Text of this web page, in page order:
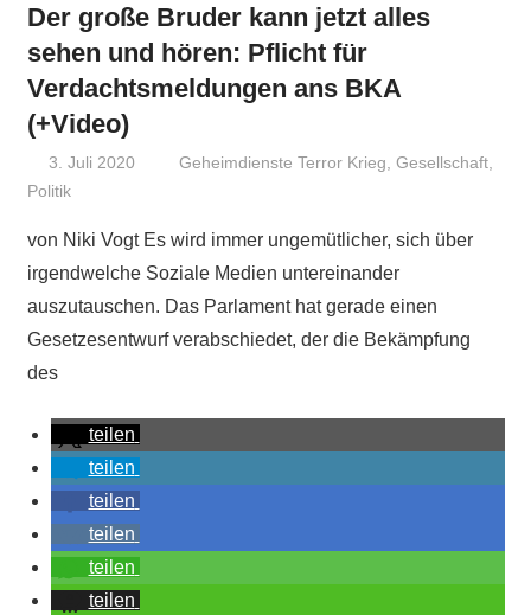
Der große Bruder kann jetzt alles
sehen und hören: Pflicht für
Verdachtsmeldungen ans BKA
(+Video)
3. Juli 2020 Niki Vogt
Geheimdienste Terror Krieg,Gesellschaft,
Politik
von Niki Vogt Es wird immer ungemütlicher, sich über
irgendwelche Soziale Medien untereinander
auszutauschen. Das Parlament hat gerade einen
Gesetzesentwurf verabschiedet, der die Bekämpfung
des
teilen
teilen
teilen
teilen
teilen
teilen